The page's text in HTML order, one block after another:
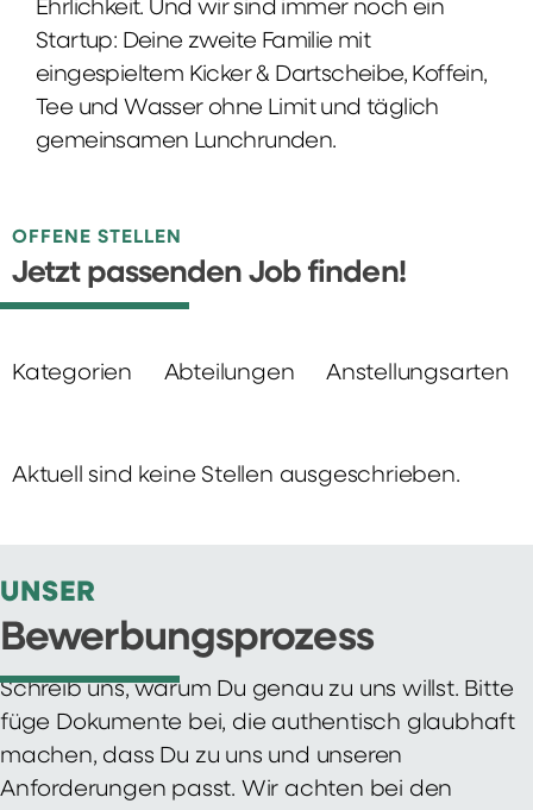
Ehrlichkeit. Und wir sind immer noch ein
Startup: Deine zweite Familie mit
eingespieltem Kicker & Dartscheibe, Koffein,
Tee und Wasser ohne Limit und täglich
gemeinsamen Lunchrunden.
OFFENE STELLEN
Jetzt passenden Job finden!
Kategorien Abteilungen Anstellungsarten
Aktuell sind keine Stellen ausgeschrieben.
UNSER
Bewerbungsprozess
Schreib uns, warum Du genau zu uns willst. Bitte
füge Dokumente bei, die authentisch glaubhaft
machen, dass Du zu uns und unseren
Anforderungen passt. Wir achten bei den